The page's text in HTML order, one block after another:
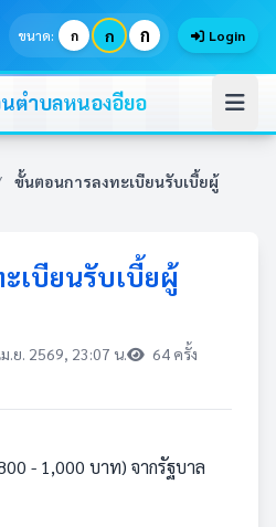
ขนาด: ก ก ก Login
ตำบลหนองอียอ
ขั้นตอนการลงทะเบียนรับเบี้ยผู้
เบียนรับเบี้ยผู้
ม.ย. 2569, 23:07 น. 64 ครั้ง
- 1,000 บาท) จากรัฐบาล